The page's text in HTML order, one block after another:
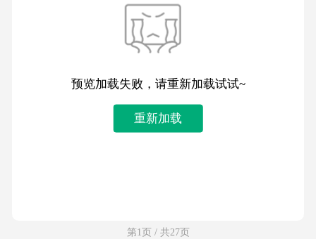
预览加载失败，请重新加载试试~
重新加载
第1页 / 共27页